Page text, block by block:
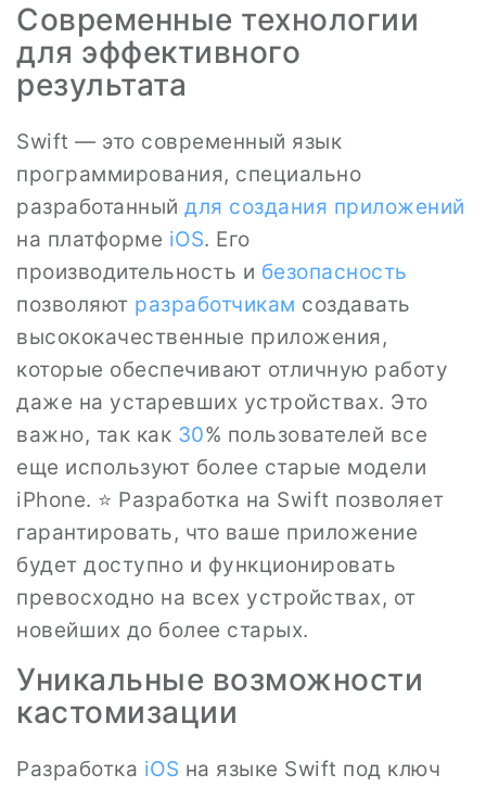
Современные технологии
для эффективного
результата
Swift — это современный язык
программирования, специально
разработанный для создания приложений
на платформе iOS. Его
производительность и безопасность
позволяют разработчикам создавать
высококачественные приложения,
которые обеспечивают отличную работу
даже на устаревших устройствах. Это
важно, так как 30% пользователей все
еще используют более старые модели
iPhone. ⭐ Разработка на Swift позволяет
гарантировать, что ваше приложение
будет доступно и функционировать
превосходно на всех устройствах, от
новейших до более старых.
Уникальные возможности
кастомизации
Разработка iOS на языке Swift под ключ